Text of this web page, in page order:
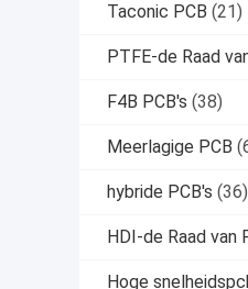
Taconic PCB (21)
PTFE-de Raad
F4B PCB's (38)
Meerlagige PCB
hybride PCB's (36)
HDI-de Raad van
Hoge